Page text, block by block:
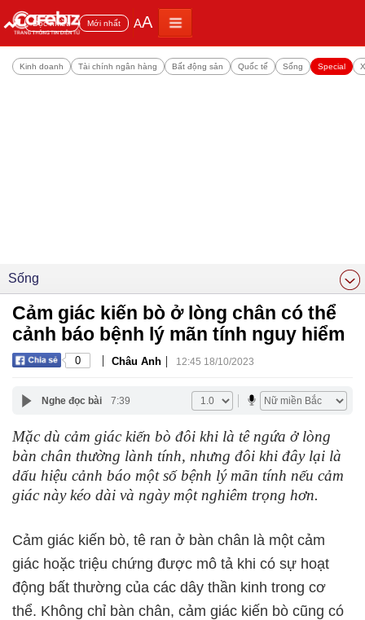
Đọc nhiều Mới nhất AA
Kinh doanh Tài chính ngân hàng Bất động sản Quốc tế Sống Special
Sống
Cảm giác kiến bò ở lòng chân có thể
cảnh báo bệnh lý mãn tính nguy hiểm
0 | Châu Anh | 12:45 18/10/2023
Nghe đọc bài 7:39
Mặc dù cảm giác kiến bò đôi khi là tê ngứa ở lòng
bàn chân thường lành tính, nhưng đôi khi đây lại là
dấu hiệu cảnh báo một số bệnh lý mãn tính nếu cảm
giác này kéo dài và ngày một nghiêm trọng hơn.
Cảm giác kiến bò, tê ran ở bàn chân là một cảm
giác hoặc triệu chứng được mô tả khi có sự hoạt
động bất thường của các dây thần kinh trong cơ
thể. Không chỉ bàn chân, cảm giác kiến bò cũng có